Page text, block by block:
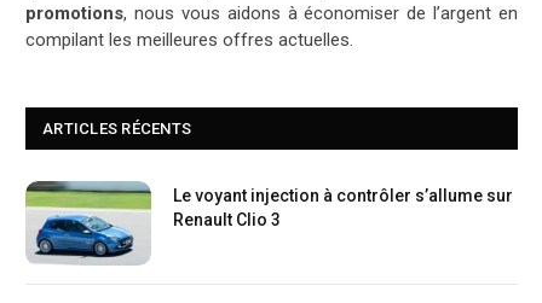
promotions, nous vous aidons à économiser de l’argent en
compilant les meilleures offres actuelles.
ARTICLES RÉCENTS
Le voyant injection à contrôler s’allume sur
Renault Clio 3